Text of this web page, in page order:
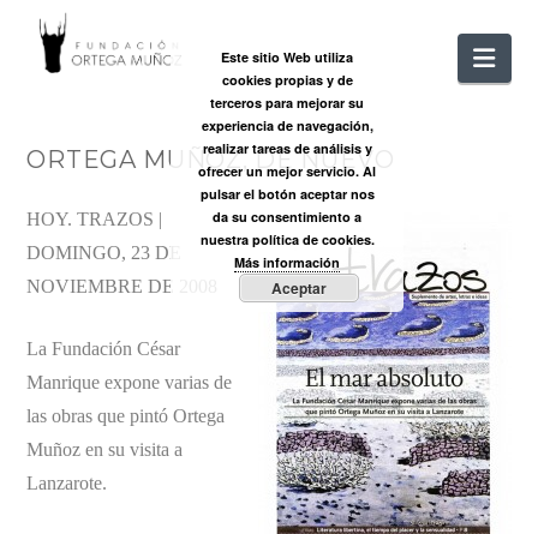
ORTEGA
MUÑOZ
ORTEGA MUÑOZ, DE NUEVO
HOY. TRAZOS |
DOMINGO, 23 DE
NOVIEMBRE DE 2008
La Fundación César
Manrique expone varias de
las obras que pintó Ortega
Muñoz en su visita a
Lanzarote.
Este sitio Web utiliza
cookies propias y de
terceros para mejorar su
experiencia de navegación,
realizar tareas de análisis y
ofrecer un mejor servicio. Al
pulsar el botón aceptar nos
da su consentimiento a
nuestra política de cookies.
Más información
Aceptar